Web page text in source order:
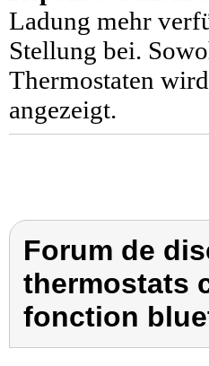
Ladung mehr
Stellung bei.
Thermostaten
angezeigt.
Forum de
thermostats
fonction